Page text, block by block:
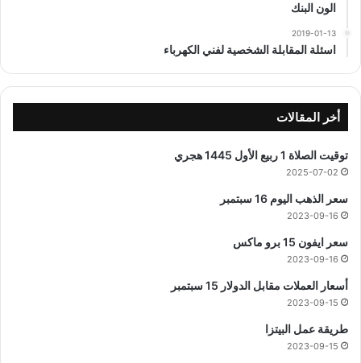
الون البنك
2019-01-13
اسئلة المقابلة الشخصية لفني الكهرباء
أخر المقالات
توقيت الصلاة 1 ربيع الأول 1445 هجري
2025-07-02
سعر الذهب اليوم 16 سبتمبر
2023-09-16
سعر ايفون 15 برو ماكس
2023-09-16
أسعار العملات مقابل الدولار 15 سبتمبر
2023-09-15
طريقة عمل البيتزا
2023-09-15